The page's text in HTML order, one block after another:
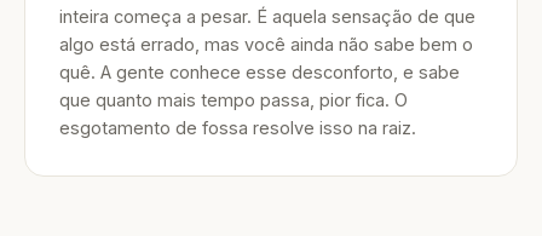
inteira começa a pesar. É aquela sensação de que
algo está errado, mas você ainda não sabe bem o
quê. A gente conhece esse desconforto, e sabe
que quanto mais tempo passa, pior fica. O
esgotamento de fossa resolve isso na raiz.